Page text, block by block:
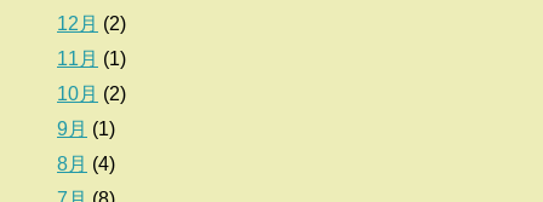
12月 (2)
11月 (1)
10月 (2)
9月 (1)
8月 (4)